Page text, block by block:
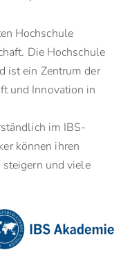
Hochschule
Die Hochschule
ist ein Zentrum der
und Innovation in
im IBS-
können ihren
und viele